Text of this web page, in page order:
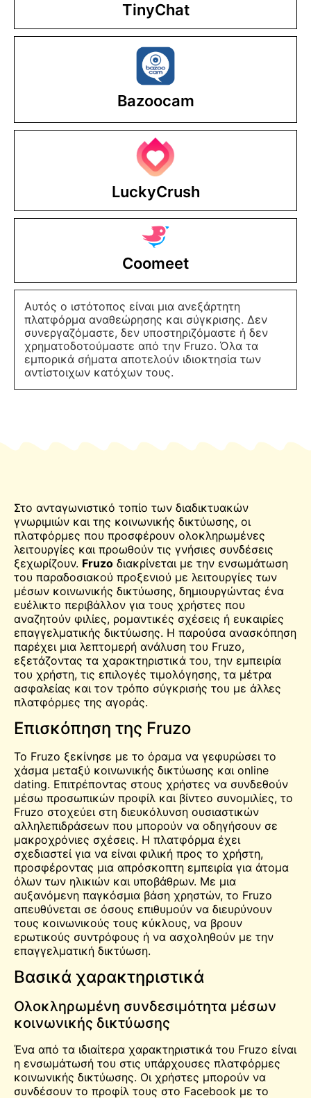
TinyChat
Bazoocam
LuckyCrush
Coomeet
Αυτός ο ιστότοπος είναι μια ανεξάρτητη
πλατφόρμα αναθεώρησης και σύγκρισης. Δεν
συνεργαζόμαστε, δεν υποστηριζόμαστε ή δεν
χρηματοδοτούμαστε από την Fruzo. Όλα τα
εμπορικά σήματα αποτελούν ιδιοκτησία των
αντίστοιχων κατόχων τους.
Στο ανταγωνιστικό τοπίο των διαδικτυακών
γνωριμιών και της κοινωνικής δικτύωσης, οι
πλατφόρμες που προσφέρουν ολοκληρωμένες
λειτουργίες και προωθούν τις γνήσιες συνδέσεις
ξεχωρίζουν. Fruzo διακρίνεται με την ενσωμάτωση
του παραδοσιακού προξενιού με λειτουργίες των
μέσων κοινωνικής δικτύωσης, δημιουργώντας ένα
ευέλικτο περιβάλλον για τους χρήστες που
αναζητούν φιλίες, ρομαντικές σχέσεις ή ευκαιρίες
επαγγελματικής δικτύωσης. Η παρούσα ανασκόπηση
παρέχει μια λεπτομερή ανάλυση του Fruzo,
εξετάζοντας τα χαρακτηριστικά του, την εμπειρία
του χρήστη, τις επιλογές τιμολόγησης, τα μέτρα
ασφαλείας και τον τρόπο σύγκρισής του με άλλες
πλατφόρμες της αγοράς.
Επισκόπηση της Fruzo
Το Fruzo ξεκίνησε με το όραμα να γεφυρώσει το
χάσμα μεταξύ κοινωνικής δικτύωσης και online
dating. Επιτρέποντας στους χρήστες να συνδεθούν
μέσω προσωπικών προφίλ και βίντεο συνομιλίες, το
Fruzo στοχεύει στη διευκόλυνση ουσιαστικών
αλληλεπιδράσεων που μπορούν να οδηγήσουν σε
μακροχρόνιες σχέσεις. Η πλατφόρμα έχει
σχεδιαστεί για να είναι φιλική προς το χρήστη,
προσφέροντας μια απρόσκοπτη εμπειρία για άτομα
όλων των ηλικιών και υποβάθρων. Με μια
αυξανόμενη παγκόσμια βάση χρηστών, το Fruzo
απευθύνεται σε όσους επιθυμούν να διευρύνουν
τους κοινωνικούς τους κύκλους, να βρουν
ερωτικούς συντρόφους ή να ασχοληθούν με την
επαγγελματική δικτύωση.
Βασικά χαρακτηριστικά
Ολοκληρωμένη συνδεσιμότητα μέσων
κοινωνικής δικτύωσης
Ένα από τα ιδιαίτερα χαρακτηριστικά του Fruzo είναι
η ενσωμάτωσή του στις υπάρχουσες πλατφόρμες
κοινωνικής δικτύωσης. Οι χρήστες μπορούν να
συνδέσουν το προφίλ τους στο Facebook με το